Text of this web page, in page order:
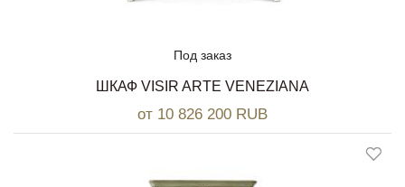
Под заказ
ШКАФ VISIR ARTE VENEZIANA
от 10 826 200 RUB